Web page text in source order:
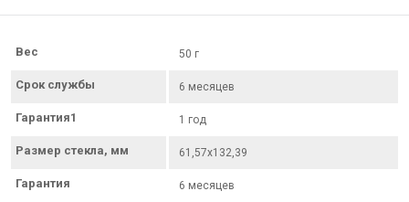
Вес 50 г
Срок службы 6 месяцев
Гарантия1 1 год
Размер стекла, мм 61,57x132,39
Гарантия 6 месяцев